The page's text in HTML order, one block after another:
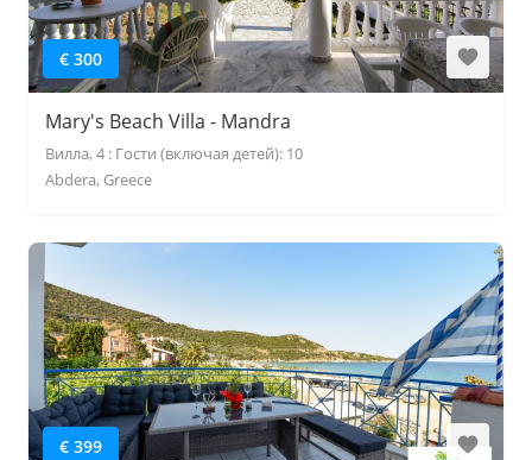
€ 300
Mary's Beach Villa - Mandra
Вилла, 4 : Гости (включая детей): 10
Abdera, Greece
€ 399